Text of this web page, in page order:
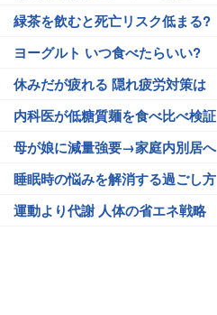
緑茶を飲むと死亡リスク低まる?
ヨーグルト いつ食べたらいい?
休みだが疲れる 隠れ疲労対策は
内科医が低糖質麺を食べ比べ検証
母が娘に減量強要→家庭内別居へ
睡眠時の悩みを解消する過ごし方
運動より代謝 人体の省エネ戦略